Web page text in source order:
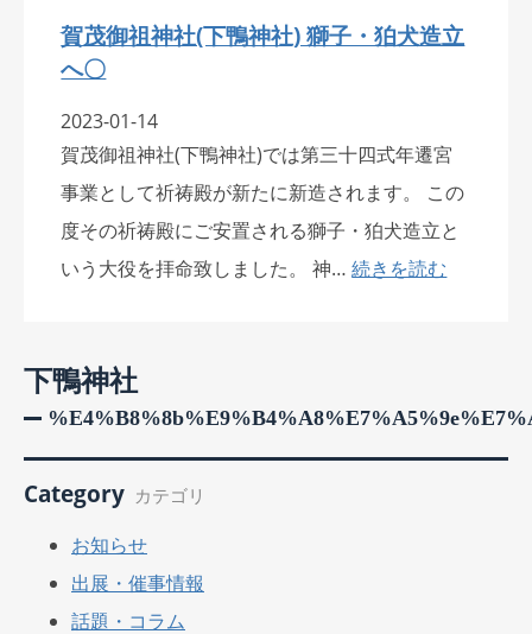
下鴨神社
Category カテゴリ
お知らせ
出展・催事情報
話題・コラム
賀茂御祖神社(下鴨神社) 獅子・狛犬造立
へ〇
2023-01-14
賀茂御祖神社(下鴨神社)では第三十四式年遷宮
事業として祈祷殿が新たに新造されます。 この
度その祈祷殿にご安置される獅子・狛犬造立と
いう大役を拝命致しました。 神…続きを読む